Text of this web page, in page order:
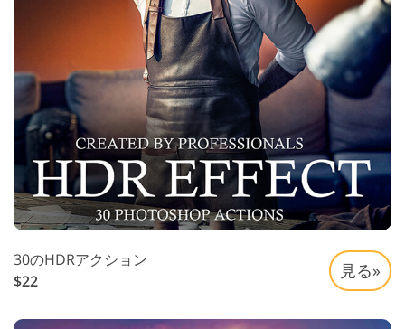
30のHDRアクション
$22
見る»